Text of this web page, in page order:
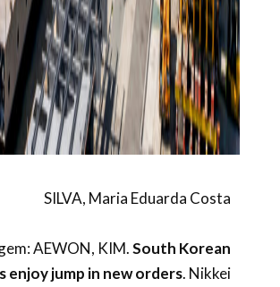
SILVA, Maria Eduarda Costa
AEWON, KIM.South Korean
enjoy jump in new orders. Nikkei